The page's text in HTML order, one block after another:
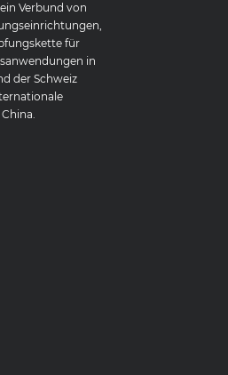
Verbund von
für
in
der Schweiz